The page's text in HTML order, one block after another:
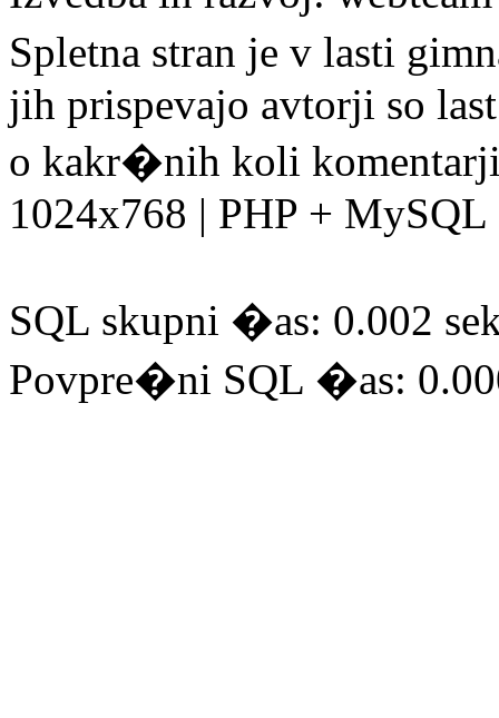
Spletna stran je v lasti
jih prispevajo avtorji so
o kakr�nih koli
1024x768 | PHP + MySQL
SQL skupni �as: 0.002
Povpre�ni SQL �as: